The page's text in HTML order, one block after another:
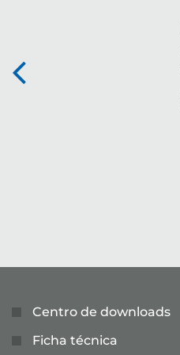
Centro de downloads
Ficha técnica